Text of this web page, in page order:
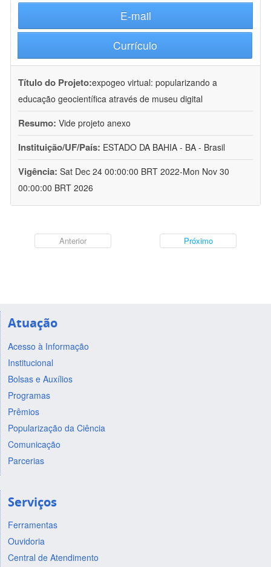
E-mail
Currículo
Título do Projeto:expogeo virtual: popularizando a
educação geocientífica através de museu digital
Resumo: Vide projeto anexo
Instituição/UF/País: ESTADO DA BAHIA - BA - Brasil
Vigência: Sat Dec 24 00:00:00 BRT 2022-Mon Nov 30
00:00:00 BRT 2026
Anterior Próximo
Atuação
Acesso à Informação
Institucional
Bolsas e Auxílios
Programas
Prêmios
Popularização da Ciência
Comunicação
Parcerias
Serviços
Ferramentas
Ouvidoria
Central de Atendimento